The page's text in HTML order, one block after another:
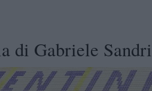
di Gabriele Sandri